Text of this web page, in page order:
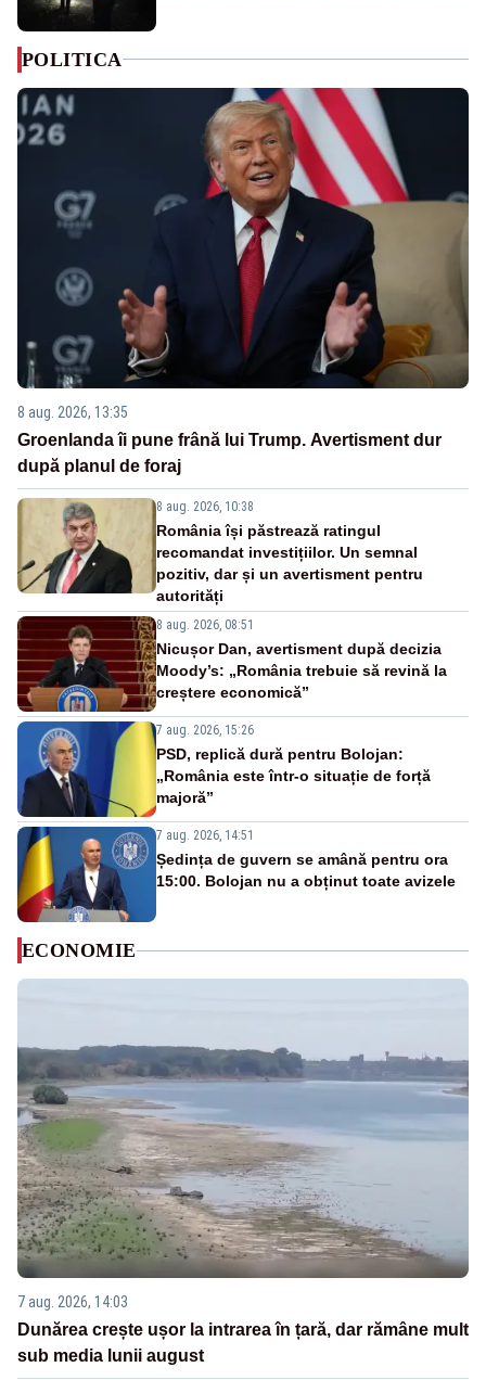
POLITICA
8 aug. 2026, 13:35
Groenlanda îi pune frână lui Trump. Avertisment dur
după planul de foraj
8 aug. 2026, 10:38
România își păstrează ratingul
recomandat investițiilor. Un semnal
pozitiv, dar și un avertisment pentru
autorități
8 aug. 2026, 08:51
Nicușor Dan, avertisment după decizia
Moody’s: „România trebuie să revină la
creștere economică”
7 aug. 2026, 15:26
PSD, replică dură pentru Bolojan:
„România este într-o situație de forță
majoră”
7 aug. 2026, 14:51
Ședința de guvern se amână pentru ora
15:00. Bolojan nu a obținut toate avizele
ECONOMIE
7 aug. 2026, 14:03
Dunărea crește ușor la intrarea în țară, dar rămâne mult
sub media lunii august